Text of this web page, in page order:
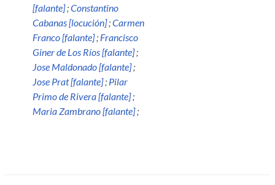
[falante];Constantino
Cabanas [locución];Carmen
Franco [falante]; Francisco
Giner de Los Ríos [falante];
Jose Maldonado [falante];
Jose Prat [falante]; Pilar
Primo de Rivera [falante];
Maria Zambrano [falante];